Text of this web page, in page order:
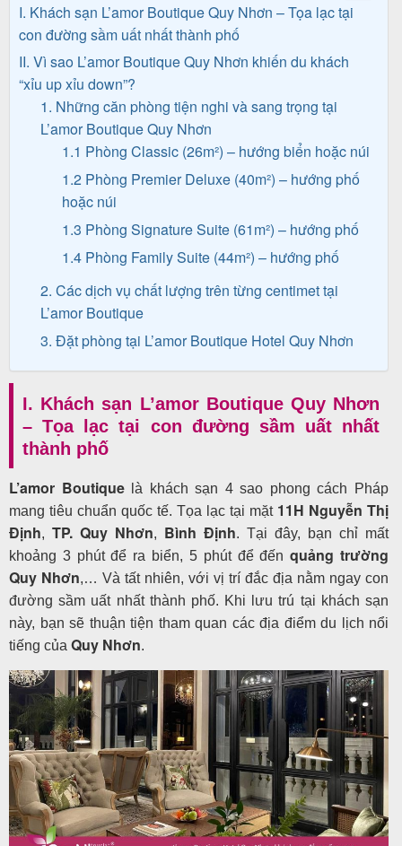
Tin
du
Cảm
nhận
khách
hàng
Tuyển
dụng
Liên
hệ
I. Khách sạn L’amor Boutique Quy Nhơn – Tọa lạc tại
con đường sầm uất nhất thành phố
II. Vì sao L’amor Boutique Quy Nhơn khiến du khách
“xỉu up xỉu down”?
1. Những căn phòng tiện nghi và sang trọng tại
L’amor Boutique Quy Nhơn
1.1 Phòng Classic (26m²) – hướng biển hoặc núi
1.2 Phòng Premier Deluxe (40m²) – hướng phố
hoặc núi
1.3 Phòng Signature Suite (61m²) – hướng phố
1.4 Phòng Family Suite (44m²) – hướng phố
2. Các dịch vụ chất lượng trên từng centimet tại
L’amor Boutique
3. Đặt phòng tại L’amor Boutique Hotel Quy Nhơn
I. Khách sạn L’amor Boutique Quy Nhơn
– Tọa lạc tại con đường sầm uất nhất
thành phố
L’amor Boutiquelà khách sạn 4 sao phong cách Pháp
mang tiêu chuẩn quốc tế. Tọa lạc tại mặt 11H Nguyễn Thị
Định, TP. Quy Nhơn, Bình Định. Tại đây, bạn chỉ mất
khoảng 3 phút để ra biển, 5 phút để đếnquảng trường
Quy Nhơn,… Và tất nhiên, với vị trí đắc địa nằm ngay con
đường sầm uất nhất thành phố. Khi lưu trú tại khách sạn
này, bạn sẽ thuận tiện tham quan các địa điểm du lịch nổi
tiếng của Quy Nhơn.